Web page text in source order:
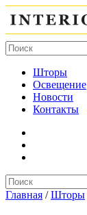
Шторы
Освещение
Новости
Контакты
Главная /Шторы